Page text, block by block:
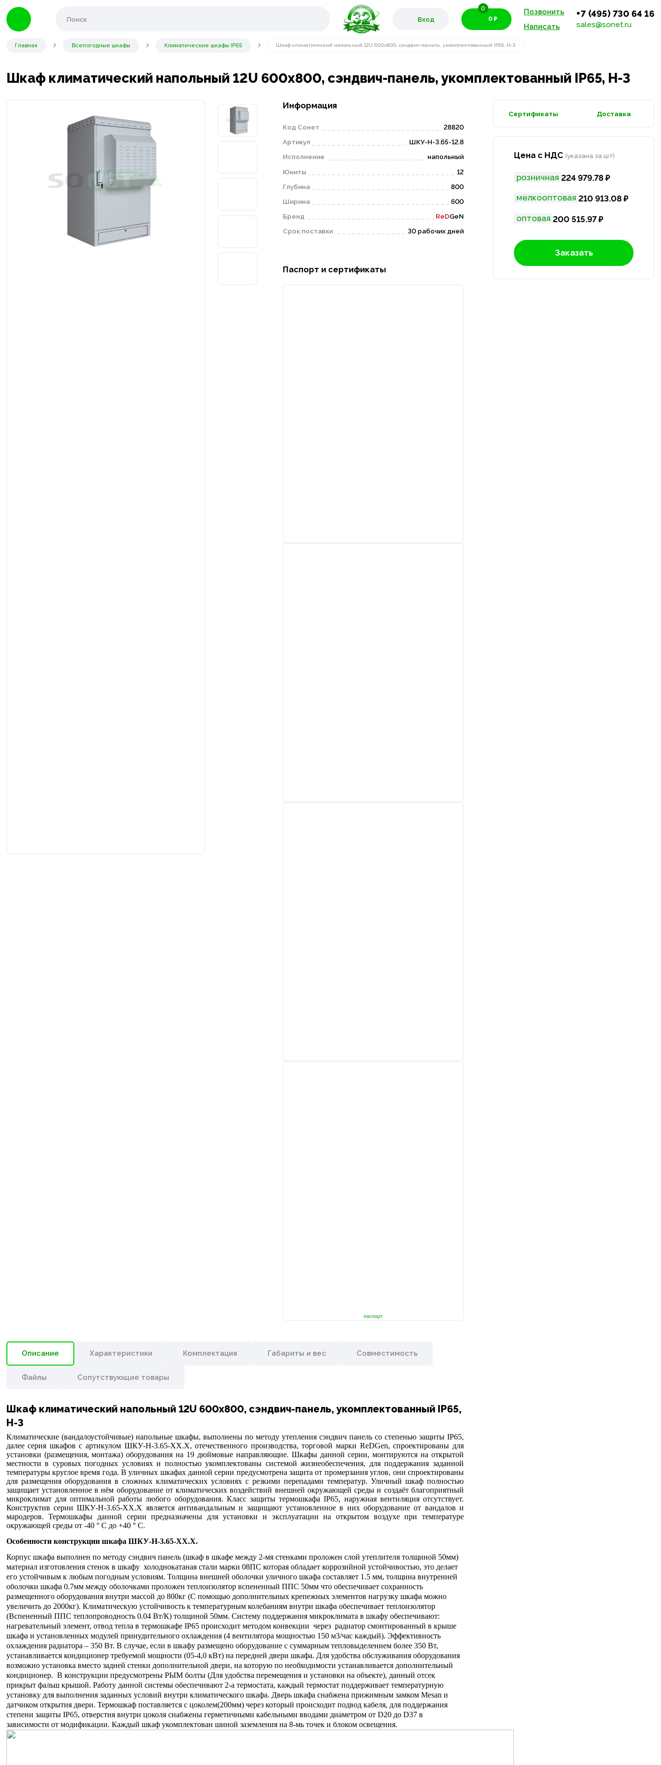
Вход 0 ₽
0
Позвонить
Написать
+7 (495) 730 64 16
sales@sonet.ru
Главная Всепогодные шкафы Климатические шкафы IP65 Шкаф климатический напольный 12U 600х800, сэндвич-панель, укомплектованный IP65, Н-3
Шкаф климатический напольный 12U 600х800, сэндвич-панель, укомплектованный IP65, Н-3
Информация
Код Сонет
28820
Артикул
ШКУ-Н-3.65-12.8
Исполнение
напольный
Юниты
12
Глубина
800
Ширина
600
Бренд
ReDGeN
Срок поставки
30 рабочих дней
Паспорт и сертификаты
паспорт
Описание Характеристики Комплектация Габариты и вес Совместимость
Файлы Сопутствующие товары
Шкаф климатический напольный 12U 600х800, сэндвич-панель, укомплектованный IP65,
Н-3
Климатические (вандалоустойчивые) напольные шкафы, выполнены по методу утепления сэндвич панель со степенью защиты IP65,
далее серия шкафов с артикулом ШКУ-Н-3.65-ХХ.Х, отечественного производства, торговой марки ReDGen, спроектированы для
установки (размещения, монтажа) оборудования на 19 дюймовые направляющие. Шкафы данной серии, монтируются на открытой
местности в суровых погодных условиях и полностью укомплектованы системой жизнеобеспечения, для поддержания заданной
температуры круглое время года. В уличных шкафах данной серии предусмотрена защита от промерзания углов, они спроектированы
для размещения оборудования в сложных климатических условиях с резкими перепадами температур. Уличный шкаф полностью
защищает установленное в нём оборудование от климатических воздействий внешней окружающей среды и создаёт благоприятный
микроклимат для оптимальной работы любого оборудования. Класс защиты термошкафаIP65, наружная вентиляция отсутствует.
Конструктив серии ШКУ-Н-3.65-ХХ.Х является антивандальным и защищают установленное в них оборудование от вандалов и
мародеров. Термошкафы данной серии предназначены для установки и эксплуатации на открытом воздухе при температуре
окружающей среды от -40 ° С до +40 ° С.
Особенности конструкции шкафа ШКУ-Н-3.65-ХХ.Х.
Корпус шкафа выполнен по методу сэндвич панель (шкаф в шкафе между 2-мя стенками проложен слой утеплителя толщиной 50мм)
материал изготовления стенок в шкафу холоднокатаная стали марки 08ПС которая обладает коррозийной устойчивостью, это делает
его устойчивым к любым погодным условиям. Толщина внешней оболочки уличного шкафа составляет 1.5 мм, толщина внутренней
оболочки шкафа 0.7мм между оболочками проложен теплоизолятор вспененный ППС 50мм что обеспечивает сохранность
размещенного оборудования внутри массой до 800кг (С помощью дополнительных крепежных элементов нагрузку шкафа можно
увеличить до 2000кг). Климатическую устойчивость к температурным колебаниям внутри шкафа обеспечивает теплоизолятор
(Вспененный ППС теплопроводность 0.04 Вт/К) толщиной 50мм. Систему поддержания микроклимата в шкафу обеспечивают:
нагревательный элемент, отвод тепла в термошкафе IP65 происходит методом конвекции через радиатор смонтированный в крыше
шкафа и установленных модулей принудительного охлаждения (4 вентилятора мощностью 150 м3/час каждый). Эффективность
охлаждения радиатора – 350 Вт. В случае, если в шкафу размещено оборудование с суммарным тепловыделением более 350 Вт,
устанавливается кондиционер требуемой мощности (05-4,0 кВт) на передней двери шкафа. Для удобства обслуживания оборудования
возможно установка вместо задней стенки дополнительной двери, на которую по необходимости устанавливается дополнительный
кондиционер. В конструкции предусмотрены РЫМ болты (Для удобства перемещения и установки на объекте), данный отсек
прикрыт фальш крышой. Работу данной системы обеспечивают 2-а термостата, каждый термостат поддерживает температурную
установку для выполнения заданных условий внутри климатического шкафа. Дверь шкафа снабжена прижимным замком Mesan и
датчиком открытия двери. Термошкаф поставляется с цоколем(200мм) через который происходит подвод кабеля, для поддержания
степени защиты IP65, отверстия внутри цоколя снабжены герметичными кабельными вводами диаметром от D20 до D37 в
зависимости от модификации. Каждый шкаф укомплектован шиной заземления на 8-мь точек и блоком освещения.
Сертификаты Доставка
Цена с НДС (указана за шт)
розничная 224 979.78 ₽
мелкооптовая 210 913.08 ₽
оптовая 200 515.97 ₽
Заказать